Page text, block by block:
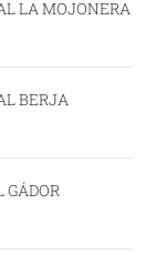
LA MOJONERA
BERJA
GÁDOR